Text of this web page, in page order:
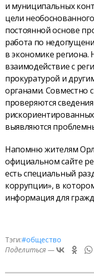
и муниципальных
цели
постоянной основе
работа по
в экономике
взаимодействие с
прокуратурой и
органами. Совместно
проверяются
выявляются
Напомню жителям
официальном сайте
есть специальный
коррупции», в
информация для
Тэги:#общество
Поделиться —